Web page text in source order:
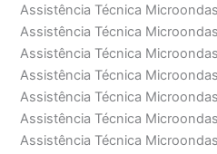
Assistência Técnica
Assistência Técnica
Assistência Técnica
Assistência Técnica
Assistência Técnica
Assistência Técnica
Assistência Técnica